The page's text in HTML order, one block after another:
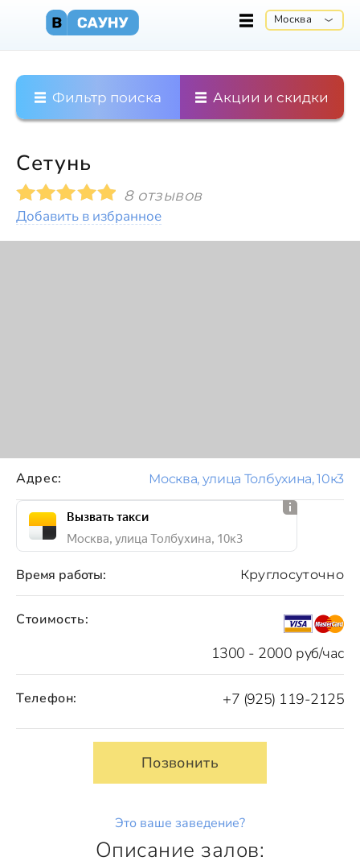
Москва
Фильтр поиска Акции и скидки
Сетунь
8 отзывов
Добавить в избранное
Стоимость:
1300 - 2000 руб/час
Время работы: Круглосуточно
Телефон: +7 (925) 119-2125
Позвонить
Это ваше заведение?
Адрес: Москва, улица Толбухина, 10к3
Вызвать такси
Москва, улица Толбухина, 10к3
Описание залов: